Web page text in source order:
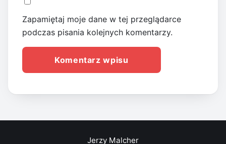
Zapamiętaj moje dane w tej przeglądarce
podczas pisania kolejnych komentarzy.
Jerzy Malcher